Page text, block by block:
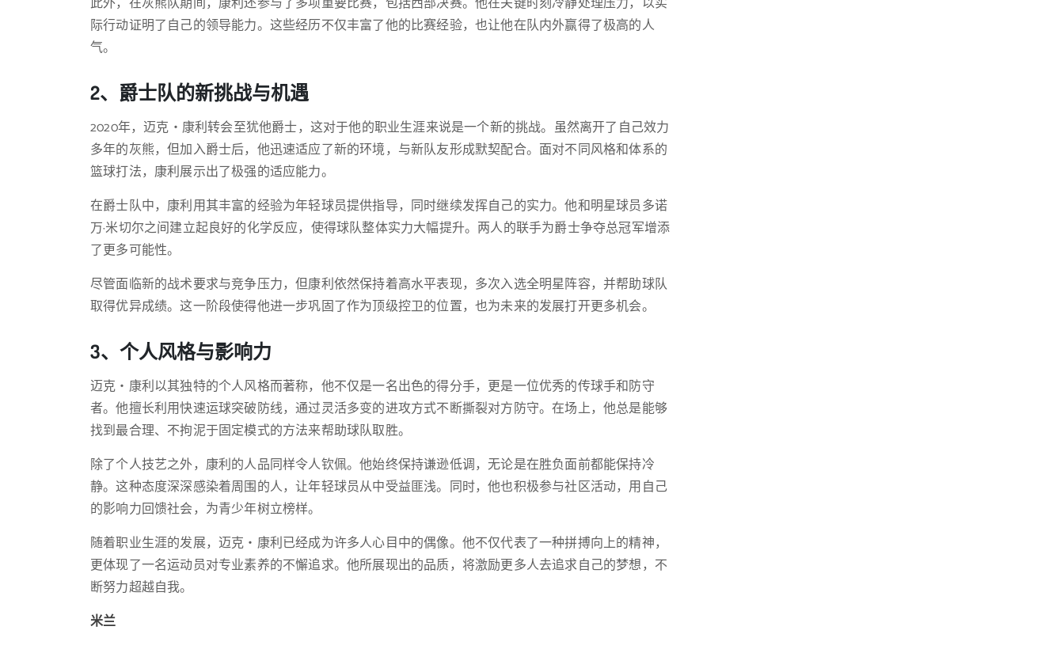
际行动证明了自己的领导能力。这些经历不仅丰富了他的比赛经验，也让他在队内外赢得了极高的人
气。
2、爵士队的新挑战与机遇
2020年，迈克・康利转会至犹他爵士，这对于他的职业生涯来说是一个新的挑战。虽然离开了自己效力
多年的灰熊，但加入爵士后，他迅速适应了新的环境，与新队友形成默契配合。面对不同风格和体系的
篮球打法，康利展示出了极强的适应能力。
在爵士队中，康利用其丰富的经验为年轻球员提供指导，同时继续发挥自己的实力。他和明星球员多诺
万·米切尔之间建立起良好的化学反应，使得球队整体实力大幅提升。两人的联手为爵士争夺总冠军增添
了更多可能性。
尽管面临新的战术要求与竞争压力，但康利依然保持着高水平表现，多次入选全明星阵容，并帮助球队
取得优异成绩。这一阶段使得他进一步巩固了作为顶级控卫的位置，也为未来的发展打开更多机会。
3、个人风格与影响力
迈克・康利以其独特的个人风格而著称，他不仅是一名出色的得分手，更是一位优秀的传球手和防守
者。他擅长利用快速运球突破防线，通过灵活多变的进攻方式不断撕裂对方防守。在场上，他总是能够
找到最合理、不拘泥于固定模式的方法来帮助球队取胜。
除了个人技艺之外，康利的人品同样令人钦佩。他始终保持谦逊低调，无论是在胜负面前都能保持冷
静。这种态度深深感染着周围的人，让年轻球员从中受益匪浅。同时，他也积极参与社区活动，用自己
的影响力回馈社会，为青少年树立榜样。
随着职业生涯的发展，迈克・康利已经成为许多人心目中的偶像。他不仅代表了一种拼搏向上的精神，
更体现了一名运动员对专业素养的不懈追求。他所展现出的品质，将激励更多人去追求自己的梦想，不
断努力超越自我。
米兰